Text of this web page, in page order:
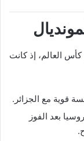
العالم، إذ كانت
قوية مع الجزائر.
بعد الفوز